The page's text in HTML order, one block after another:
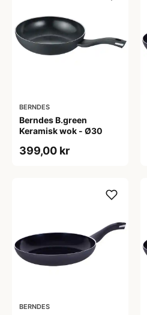
BERNDES
Berndes B.green
Keramisk wok - Ø30
399,00 kr
BERNDES